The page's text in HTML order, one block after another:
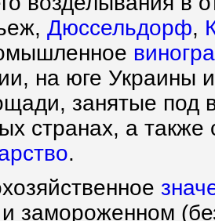
Дюссельдорф,
на юге Украины
занятые под
странах, а
.
замороженном